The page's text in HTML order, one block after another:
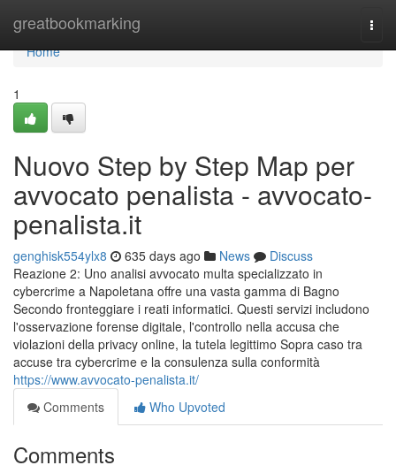
greatbookmarking
Home
Home
1
Nuovo Step by Step Map per
avvocato penalista - avvocato-
penalista.it
genghisk554ylx8 635 days ago News
Discuss
Reazione 2: Uno analisi avvocato multa specializzato in
cybercrime a Napoletana offre una vasta gamma di Bagno
Secondo fronteggiare i reati informatici. Questi servizi includono
l'osservazione forense digitale, l'controllo nella accusa che
violazioni della privacy online, la tutela legittimo Sopra caso tra
accuse tra cybercrime e la consulenza sulla conformità
https://www.avvocato-penalista.it/
Comments
Who Upvoted
Comments